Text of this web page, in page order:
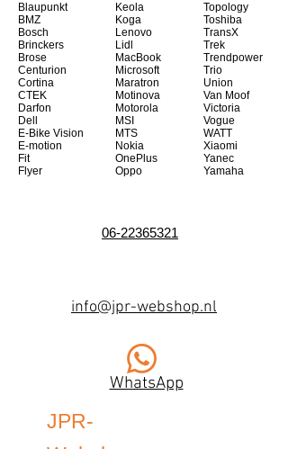
Blaupunkt
BMZ
Bosch
Brinckers
Brose
Centurion
Cortina
CTEK
Darfon
Dell
E-Bike Vision
E-motion
Fit
Flyer
Keola
Koga
Lenovo
Lidl
MacBook
Microsoft
Maratron
Motinova
Motorola
MSI
MTS
Nokia
OnePlus
Oppo
Topology
Toshiba
TransX
Trek
Trendpower
Trio
Union
Van Moof
Victoria
Vogue
WATT
Xiaomi
Yanec
Yamaha
06-22365321
info@jpr-webshop.nl
WhatsApp
JPR-